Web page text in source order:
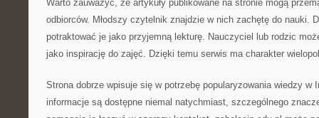
Warto zauważyć, że artykuły publikowane na stronie mogą
odbiorców. Młodszy czytelnik znajdzie w nich zachętę do nauki.
potraktować je jako przyjemną lekturę. Nauczyciel lub rodzic
jako inspirację do zajęć. Dzięki temu serwis ma charakter
Strona dobrze wpisuje się w potrzebę popularyzowania wiedzy w
informacje są dostępne niemal natychmiast, szczególnego